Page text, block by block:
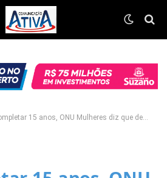
15 anos, ONU Mulheres diz que desigualdade é desafio